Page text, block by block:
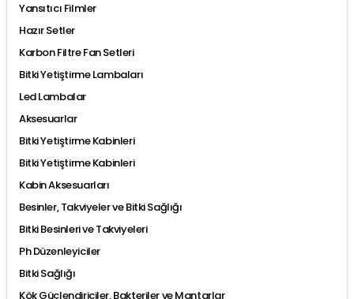
Yansıtıcı Filmler
Hazır Setler
Karbon Filtre Fan Setleri
Bitki Yetiştirme Lambaları
Led Lambalar
Aksesuarlar
Bitki Yetiştirme Kabinleri
Bitki Yetiştirme Kabinleri
Kabin Aksesuarları
Besinler, Takviyeler ve Bitki Sağlığı
Bitki Besinleri ve Takviyeleri
Ph Düzenleyiciler
Bitki Sağlığı
Kök Güçlendiriciler, Bakteriler ve Mantarlar